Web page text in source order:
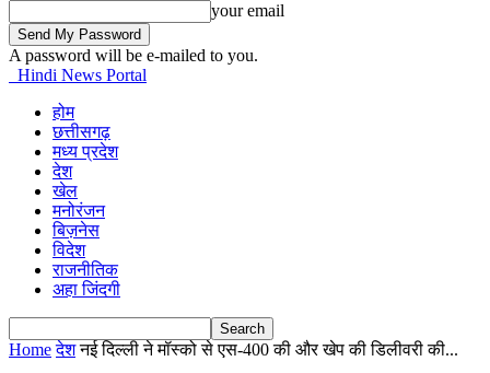
your email
A password will be e-mailed to you.
Hindi News Portal
होम
छत्तीसगढ़
मध्य प्रदेश
देश
खेल
मनोरंजन
बिज़नेस
विदेश
राजनीतिक
अहा जिंदगी
Home देश नई दिल्ली ने मॉस्को से एस-400 की और खेप की डिलीवरी की...